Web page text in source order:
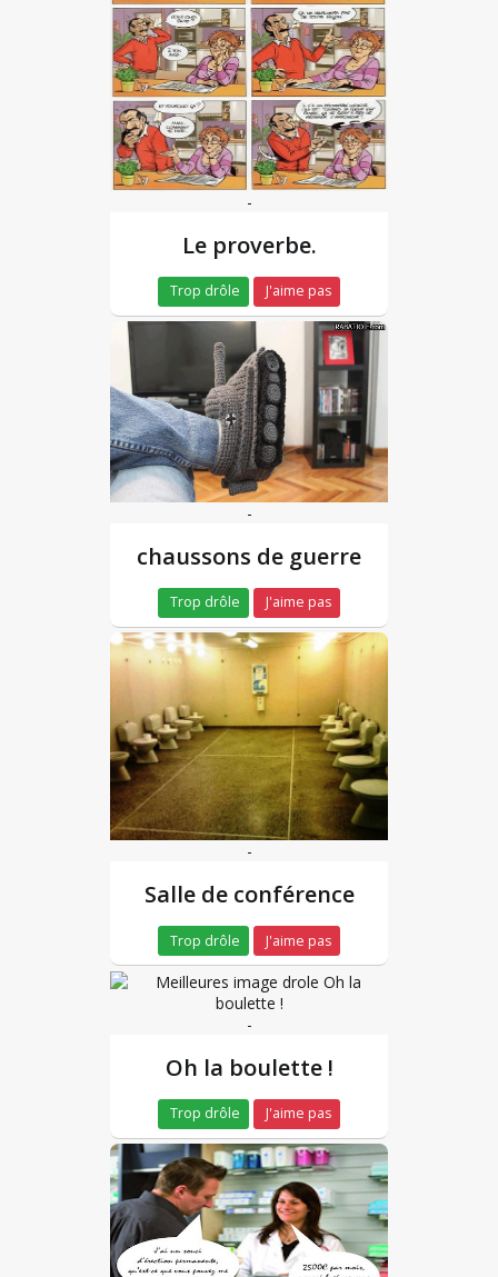
-
Le proverbe.
Trop drôle J'aime pas
-
chaussons de guerre
Trop drôle J'aime pas
-
Salle de conférence
Trop drôle J'aime pas
-
Oh la boulette !
Trop drôle J'aime pas